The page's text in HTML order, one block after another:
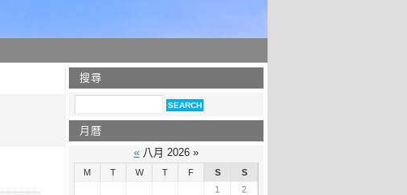
搜尋
月曆
« 八月 2026 »
M T W T F S
S
1
2